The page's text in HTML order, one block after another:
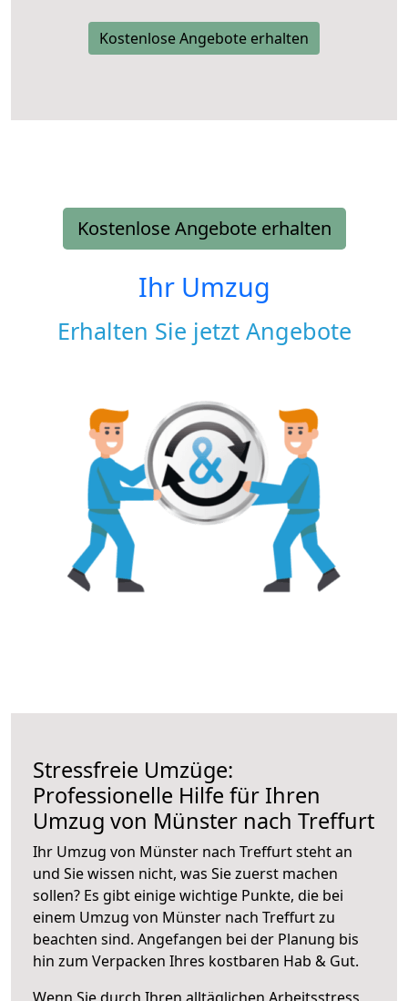
Kostenlose Angebote erhalten
Kostenlose Angebote erhalten
Ihr Umzug
Erhalten Sie jetzt Angebote
Stressfreie Umzüge:
Professionelle Hilfe für Ihren
Umzug von Münster nach Treffurt
Ihr Umzug von Münster nach Treffurt steht an
und Sie wissen nicht, was Sie zuerst machen
sollen? Es gibt einige wichtige Punkte, die bei
einem Umzug von Münster nach Treffurt zu
beachten sind. Angefangen bei der Planung bis
hin zum Verpacken Ihres kostbaren Hab & Gut.